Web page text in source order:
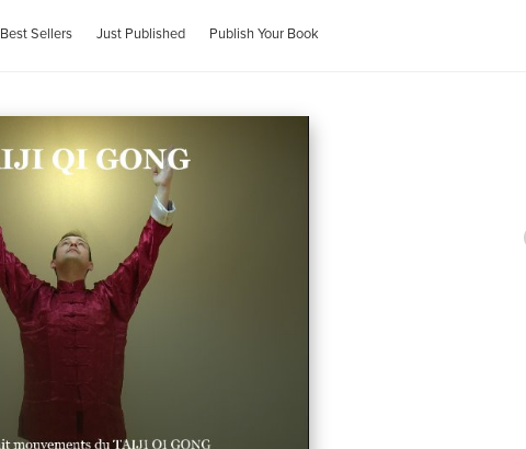
Best Sellers Just Published Publish Your Book